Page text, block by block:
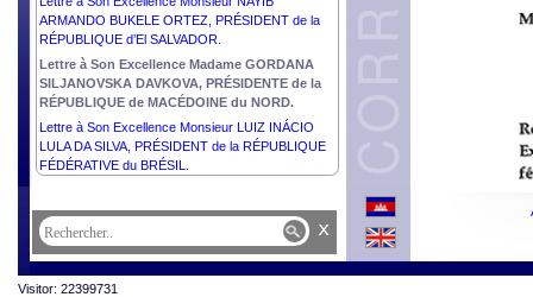
ARMANDO BUKELE ORTEZ, PRÉSIDENT de la
RÉPUBLIQUE d’El SALVADOR.
Lettre à Son Excellence Madame GORDANA
SILJANOVSKA DAVKOVA, PRÉSIDENTE de la
RÉPUBLIQUE de MACÉDOINE du NORD.
Lettre à Son Excellence Monsieur LUIZ INÁCIO
LULA DA SILVA, PRÉSIDENT de la RÉPUBLIQUE
FÉDÉRATIVE du BRÉSIL.
x
Visitor: 22399731